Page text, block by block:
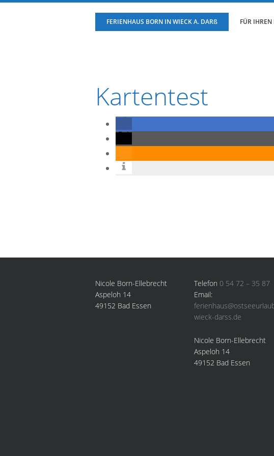
FERIENHAUS BORN IN WIECK A. DARß FÜR
Kartentest
Nicole Born-Ellebrecht
Aspeloh 14
49152 Bad Essen
Telefon 0 54 72 – 35 87
Email:
wieck-darss.de
Nicole Born-Ellebrecht
Aspeloh 14
49152 Bad Essen